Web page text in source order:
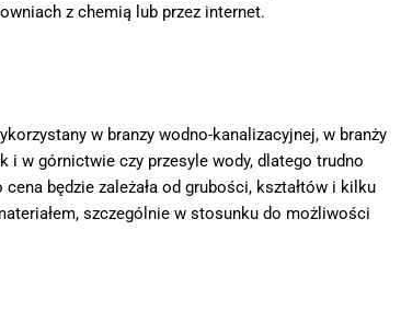
z chemią lub przez internet.
w branzy wodno-kanalizacyjnej, w branży
w górnictwie czy przesyle wody, dlatego trudno
będzie zależała od grubości, kształtów i kilku
szczególnie w stosunku do możliwości